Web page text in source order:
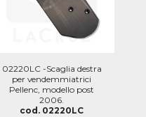
02220LC -Scaglia destra
per vendemmiatrici
Pellenc, modello post
2006.
cod. 02220LC